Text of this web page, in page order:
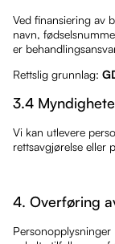
Ved finansiering av
navn,
er
Rettslig grunnlag:
3.4
Vi kan utlevere
rettsavgjørelse eller
4. Overføring